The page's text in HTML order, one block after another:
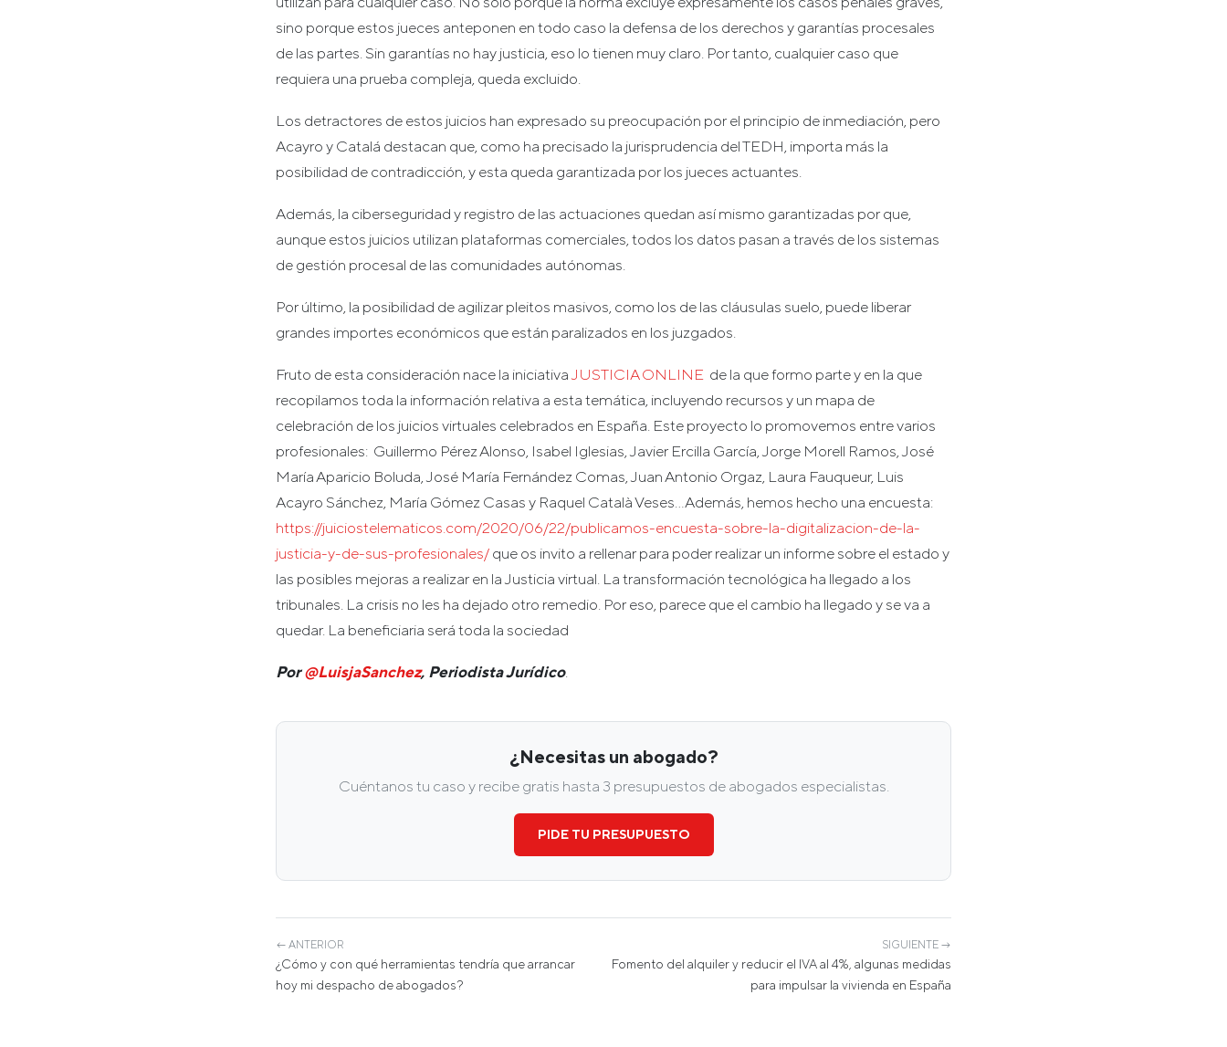
sino porque estos jueces anteponen en todo caso la defensa de los derechos y garantías procesales
de las partes. Sin garantías no hay justicia, eso lo tienen muy claro. Por tanto, cualquier caso que
requiera una prueba compleja, queda excluido.
Los detractores de estos juicios han expresado su preocupación por el principio de inmediación, pero
Acayro y Catalá destacan que, como ha precisado la jurisprudencia del TEDH, importa más la
posibilidad de contradicción, y esta queda garantizada por los jueces actuantes.
Además, la ciberseguridad y registro de las actuaciones quedan así mismo garantizadas por que,
aunque estos juicios utilizan plataformas comerciales, todos los datos pasan a través de los sistemas
de gestión procesal de las comunidades autónomas.
Por último, la posibilidad de agilizar pleitos masivos, como los de las cláusulas suelo, puede liberar
grandes importes económicos que están paralizados en los juzgados.
Fruto de esta consideración nace la iniciativaJUSTICIA ONLINE de la que formo parte y en la que
recopilamos toda la información relativa a esta temática, incluyendo recursos y un mapa de
celebración de los juicios virtuales celebrados en España. Este proyecto lo promovemos entre varios
profesionales: Guillermo Pérez Alonso, Isabel Iglesias, Javier Ercilla García, Jorge Morell Ramos, José
María Aparicio Boluda, José María Fernández Comas, Juan Antonio Orgaz, Laura Fauqueur, Luis
Acayro Sánchez, María Gómez Casas y Raquel Català Veses…Además, hemos hecho una encuesta:
https://juiciostelematicos.com/2020/06/22/publicamos-encuesta-sobre-la-digitalizacion-de-la-
justicia-y-de-sus-profesionales/ que os invito a rellenar para poder realizar un informe sobre el estado y
las posibles mejoras a realizar en la Justicia virtual. La transformación tecnológica ha llegado a los
tribunales. La crisis no les ha dejado otro remedio. Por eso, parece que el cambio ha llegado y se va a
quedar. La beneficiaria será toda la sociedad
Por@LuisjaSanchez, Periodista Jurídico.
¿Necesitas un abogado?
Cuéntanos tu caso y recibe gratis hasta 3 presupuestos de abogados especialistas.
PIDE TU PRESUPUESTO
← ANTERIOR
¿Cómo y con qué herramientas tendría que arrancar
hoy mi despacho de abogados?
SIGUIENTE →
Fomento del alquiler y reducir el IVA al 4%, algunas medidas
para impulsar la vivienda en España